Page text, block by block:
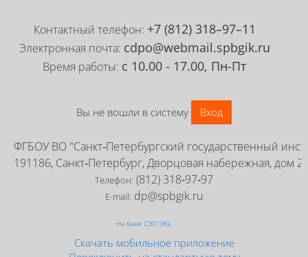
Контактный телефон: +7 (812) 318–97–11
Электронная почта: cdpo@webmail.spbgik.ru
Время работы: с 10.00 - 17.00, Пн-Пт
Вы не вошли в систему Вход
ФГБОУ ВО "Санкт‑Петербургский государственный
191186, Санкт‑Петербург, Дворцовая набережная, дом 2
Телефон: (812) 318‑97‑97
E-mail: dp@spbgik.ru
На базе СЭО 3KL
Скачать мобильное приложение